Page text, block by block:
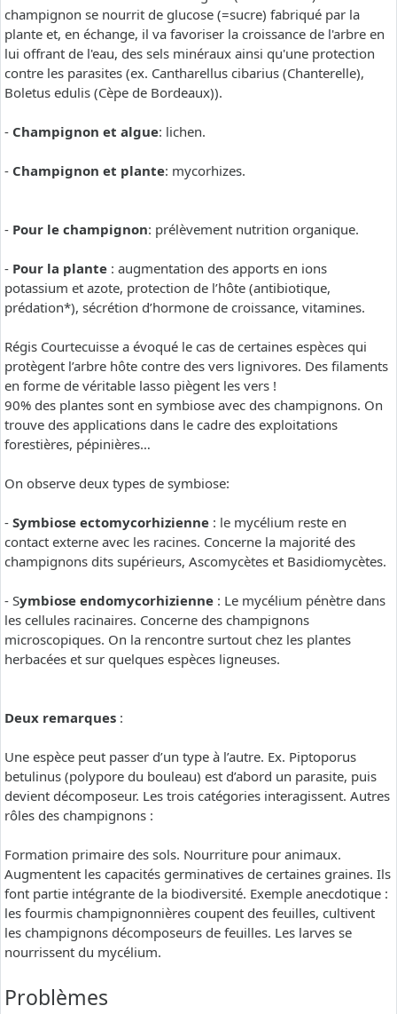
champignon se nourrit de glucose (=sucre) fabriqué par la
plante et, en échange, il va favoriser la croissance de l'arbre en
lui offrant de l'eau, des sels minéraux ainsi qu'une protection
contre les parasites (ex. Cantharellus cibarius (Chanterelle),
Boletus edulis (Cèpe de Bordeaux)).
- Champignon et algue: lichen.
- Champignon et plante: mycorhizes.
- Pour le champignon: prélèvement nutrition organique.
- Pour la plante : augmentation des apports en ions
potassium et azote, protection de l’hôte (antibiotique,
prédation*), sécrétion d’hormone de croissance, vitamines.
Régis Courtecuisse a évoqué le cas de certaines espèces qui
protègent l’arbre hôte contre des vers lignivores. Des filaments
en forme de véritable lasso piègent les vers !
90% des plantes sont en symbiose avec des champignons. On
trouve des applications dans le cadre des exploitations
forestières, pépinières…
On observe deux types de symbiose:
- Symbiose ectomycorhizienne : le mycélium reste en
contact externe avec les racines. Concerne la majorité des
champignons dits supérieurs, Ascomycètes et Basidiomycètes.
- Symbiose endomycorhizienne : Le mycélium pénètre dans
les cellules racinaires. Concerne des champignons
microscopiques. On la rencontre surtout chez les plantes
herbacées et sur quelques espèces ligneuses.
Deux remarques :
Une espèce peut passer d’un type à l’autre. Ex. Piptoporus
betulinus (polypore du bouleau) est d’abord un parasite, puis
devient décomposeur. Les trois catégories interagissent. Autres
rôles des champignons :
Formation primaire des sols. Nourriture pour animaux.
Augmentent les capacités germinatives de certaines graines. Ils
font partie intégrante de la biodiversité. Exemple anecdotique :
les fourmis champignonnières coupent des feuilles, cultivent
les champignons décomposeurs de feuilles. Les larves se
nourrissent du mycélium.
Problèmes